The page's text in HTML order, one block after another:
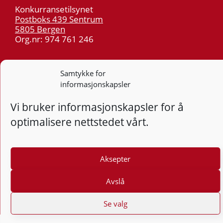
Samtykke for
informasjonskapsler
Vi bruker informasjonskapsler for å
optimalisere nettstedet vårt.
Aksepter
Avslå
Se valg
Konkurransetilsynet
Postboks 439 Sentrum
5805 Bergen
Org.nr: 974 761 246
post@kt.no